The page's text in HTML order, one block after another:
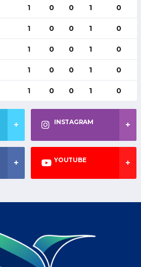
1 0 0 1 0
1 0 0 1 0
1 0 0 1 0
1 0 0 1 0
1 0 0 1 0
INSTAGRAM
YOUTUBE